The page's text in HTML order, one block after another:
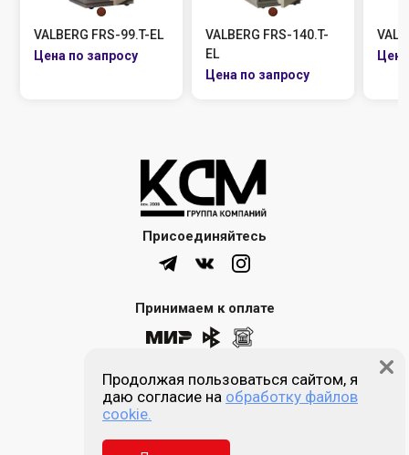
VALBERG FRS-99.T-EL
VALBERG FRS-140.T-
EL
Присоединяйтесь
Принимаем к оплате
8 (861) 205-00-77
Звонок бесплатный
Продолжая пользоваться сайтом, я
даю согласие на обработку файлов
cookie.